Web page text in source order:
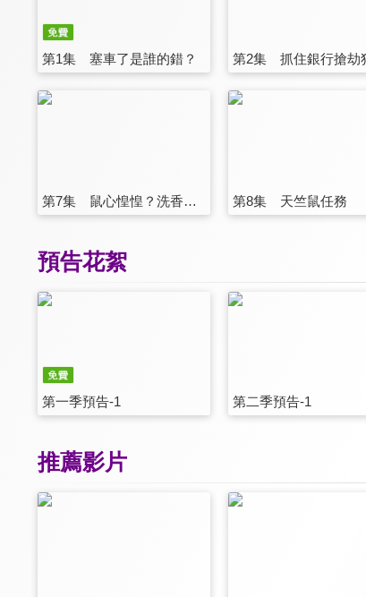
第1集 塞車了是誰的錯？ 第2集 抓住銀行搶劫
第7集 鼠心惶惶？洗香香！ 第8集 天竺鼠任務
預告花絮
第一季預告-1 第二季預告-1
推薦影片